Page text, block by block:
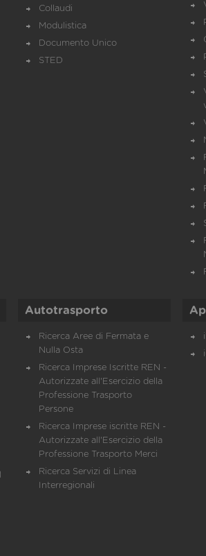
Collaudi
Modulistica
Documento Unico
STED
Autotrasporto
Ricerca Aree di Fermata e
Nulla Osta
Ricerca Imprese Iscritte REN -
Autorizzate all'Esercizio della
Professione Trasporto
Persone
Ricerca Imprese iscritte REN -
Autorizzate all'Esercizio della
Professione Trasporto Merci
Ricerca Servizi di Linea
Interregionali